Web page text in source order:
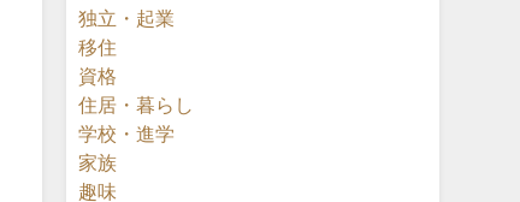
独立・起業
移住
資格
住居・暮らし
学校・進学
家族
趣味